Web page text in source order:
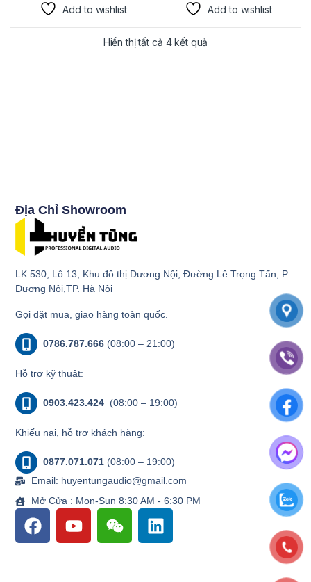
Add to wishlist Add to wishlist
Hiển thị tất cả 4 kết quả
Địa Chỉ Showroom
LK 530, Lô 13, Khu đô thị Dương Nội, Đường Lê Trọng Tấn, P.
Dương Nội,TP. Hà Nội
Gọi đặt mua, giao hàng toàn quốc.
0786.787.666 (08:00 – 21:00)
Hỗ trợ kỹ thuật:
0903.423.424 (08:00 – 19:00)
Khiếu nại, hỗ trợ khách hàng:
0877.071.071 (08:00 – 19:00)
Email: huyentungaudio@gmail.com
Mở Cửa : Mon-Sun 8:30 AM - 6:30 PM